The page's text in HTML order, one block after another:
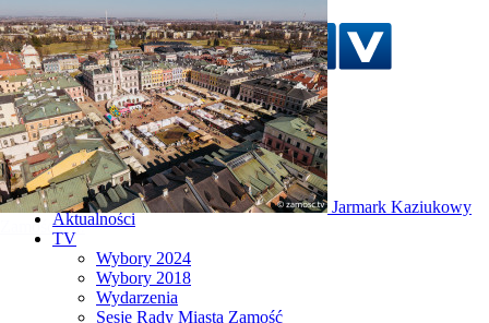
Szukaj w serwisie
Strona główna
Aktualności
TV
Wybory 2024
Wybory 2018
Wydarzenia
Sesje Rady Miasta Zamość
Zorza polarna nad
Zamościem!